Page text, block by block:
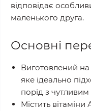
відповідає
маленького друга.
Основні
Виготовлений на
яке ідеально
порід з
Містить вітаміни